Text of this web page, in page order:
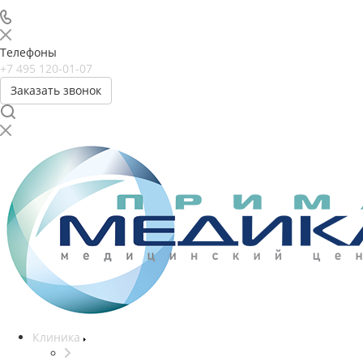
Телефоны
+7 495 120-01-07
Заказать звонок
Клиника